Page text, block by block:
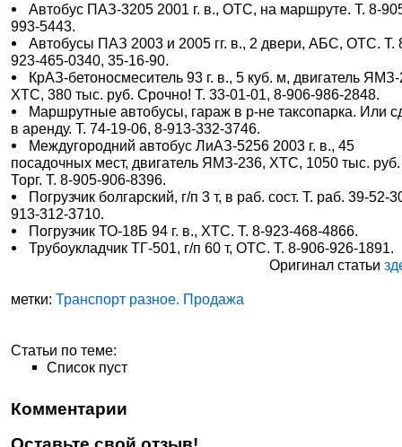
Автобус ПАЗ-3205 2001 г. в., ОТС, на маршруте. Т. 8-
993-5443.
Автобусы ПАЗ 2003 и 2005 гг. в., 2 двери, АБС, ОТС. Т.
923-465-0340, 35-16-90.
КрАЗ-бетоносмеситель 93 г. в., 5 куб. м, двигатель
ХТС, 380 тыс. руб. Срочно! Т. 33-01-01, 8-906-986-2848.
Маршрутные автобусы, гараж в р-не таксопарка. Или
в аренду. Т. 74-19-06, 8-913-332-3746.
Междугородний автобус ЛиАЗ-5256 2003 г. в., 45
посадочных мест, двигатель ЯМЗ-236, ХТС, 1050 тыс. руб.
Торг. Т. 8-905-906-8396.
Погрузчик болгарский, г/п 3 т, в раб. сост. Т. раб. 39-52-
913-312-3710.
Погрузчик ТО-18Б 94 г. в., ХТС. Т. 8-923-468-4866.
Трубоукладчик ТГ-501, г/п 60 т, ОТС. Т. 8-906-926-1891.
Оригинал статьи
метки:Транспорт разное. Продажа
Статьи по теме:
Список пуст
Комментарии